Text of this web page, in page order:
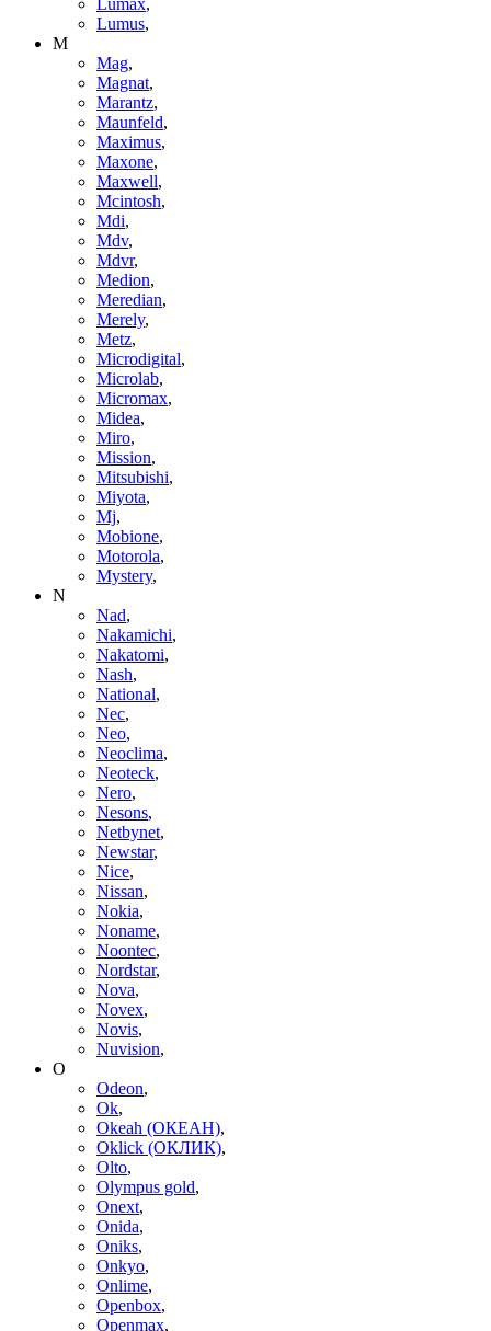
Lumus,
M
Mag,
Magnat,
Marantz,
Maunfeld,
Maximus,
Maxone,
Maxwell,
Mcintosh,
Mdi,
Mdv,
Mdvr,
Medion,
Meredian,
Merely,
Metz,
Microdigital,
Microlab,
Micromax,
Midea,
Miro,
Mission,
Mitsubishi,
Miyota,
Mj,
Mobione,
Motorola,
Mystery,
N
Nad,
Nakamichi,
Nakatomi,
Nash,
National,
Nec,
Neo,
Neoclima,
Neoteck,
Nero,
Nesons,
Netbynet,
Newstar,
Nice,
Nissan,
Nokia,
Noname,
Noontec,
Nordstar,
Nova,
Novex,
Novis,
Nuvision,
O
Odeon,
Ok,
Okeah (ОКЕАН),
Oklick (ОКЛИК),
Olto,
Olympus gold,
Onext,
Onida,
Oniks,
Onkyo,
Onlime,
Openbox,
Openmax,